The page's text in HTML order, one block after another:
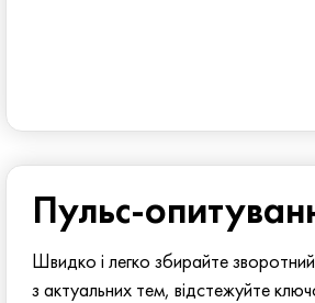
Пульс-
Швидко і легко збирайте
з актуальних тем, відстежуйте